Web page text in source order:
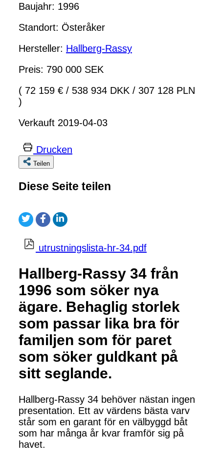
Baujahr: 1996
Standort: Österåker
Hersteller: Hallberg-Rassy
Preis: 790 000 SEK
( 72 159 € / 538 934 DKK / 307 128 PLN
)
Verkauft 2019-04-03
Drucken
Teilen
Diese Seite teilen
utrustningslista-hr-34.pdf
Hallberg-Rassy 34 från
1996 som söker nya
ägare. Behaglig storlek
som passar lika bra för
familjen som för paret
som söker guldkant på
sitt seglande.
Hallberg-Rassy 34 behöver nästan ingen
presentation. Ett av värdens bästa varv
står som en garant för en välbyggd båt
som har många år kvar framför sig på
havet.